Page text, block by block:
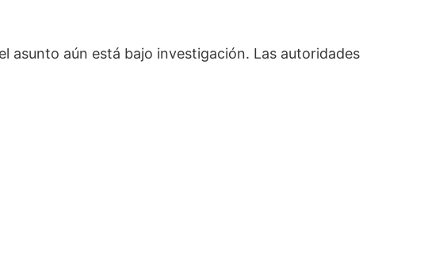
asunto aún está bajo investigación. Las autoridades